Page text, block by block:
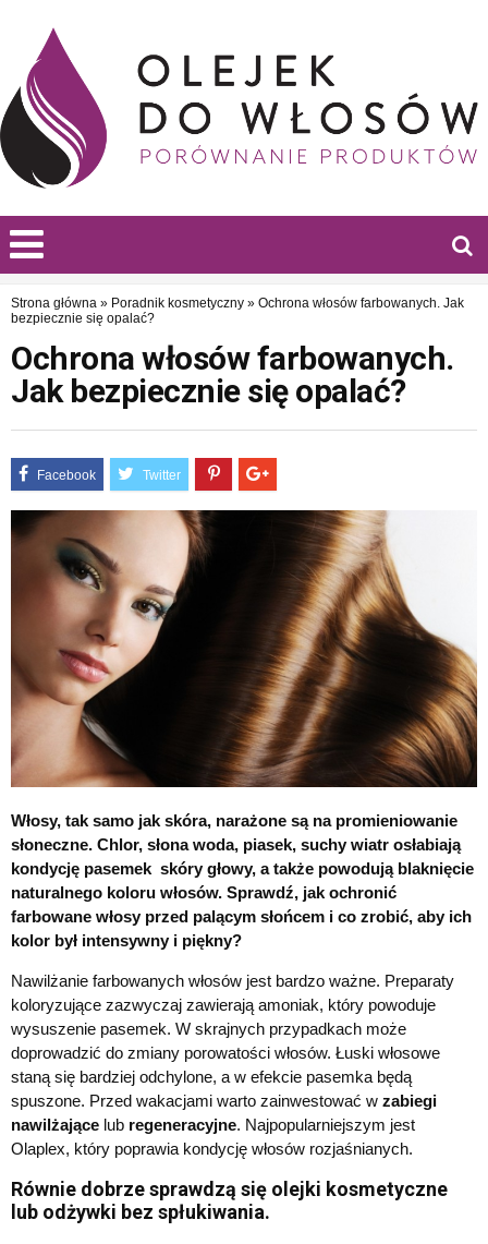
Strona główna » Poradnik kosmetyczny » Ochrona włosów farbowanych. Jak
bezpiecznie się opalać?
Ochrona włosów farbowanych.
Jak bezpiecznie się opalać?
Włosy, tak samo jak skóra, narażone są na promieniowanie
słoneczne. Chlor, słona woda, piasek, suchy wiatr osłabiają
kondycję pasemek skóry głowy, a także powodują blaknięcie
naturalnego koloru włosów. Sprawdź, jak ochronić
farbowane włosy przed palącym słońcem i co zrobić, aby ich
kolor był intensywny i piękny?
Nawilżanie farbowanych włosów jest bardzo ważne. Preparaty
koloryzujące zazwyczaj zawierają amoniak, który powoduje
wysuszenie pasemek. W skrajnych przypadkach może
doprowadzić do zmiany porowatości włosów. Łuski włosowe
staną się bardziej odchylone, a w efekcie pasemka będą
spuszone. Przed wakacjami warto zainwestować w zabiegi
nawilżające lub regeneracyjne. Najpopularniejszym jest
Olaplex, który poprawia kondycję włosów rozjaśnianych.
Równie dobrze sprawdzą się olejki kosmetyczne
lub odżywki bez spłukiwania.